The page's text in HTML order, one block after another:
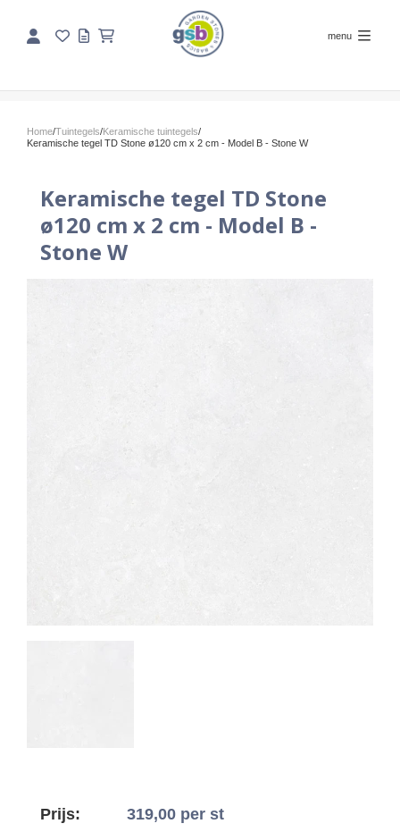
menu
Home/Tuintegels/Keramische tuintegels/
Keramische tegel TD Stone ø120 cm x 2 cm - Model B - Stone W
Keramische tegel TD Stone
ø120 cm x 2 cm - Model B -
Stone W
Prijs: 319,00 per st